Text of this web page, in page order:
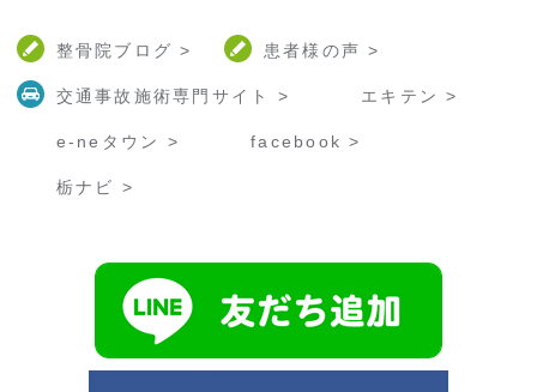
整骨院ブログ > 患者様の声 >
交通事故施術専門サイト > エキテン >
e-neタウン > facebook >
栃ナビ >